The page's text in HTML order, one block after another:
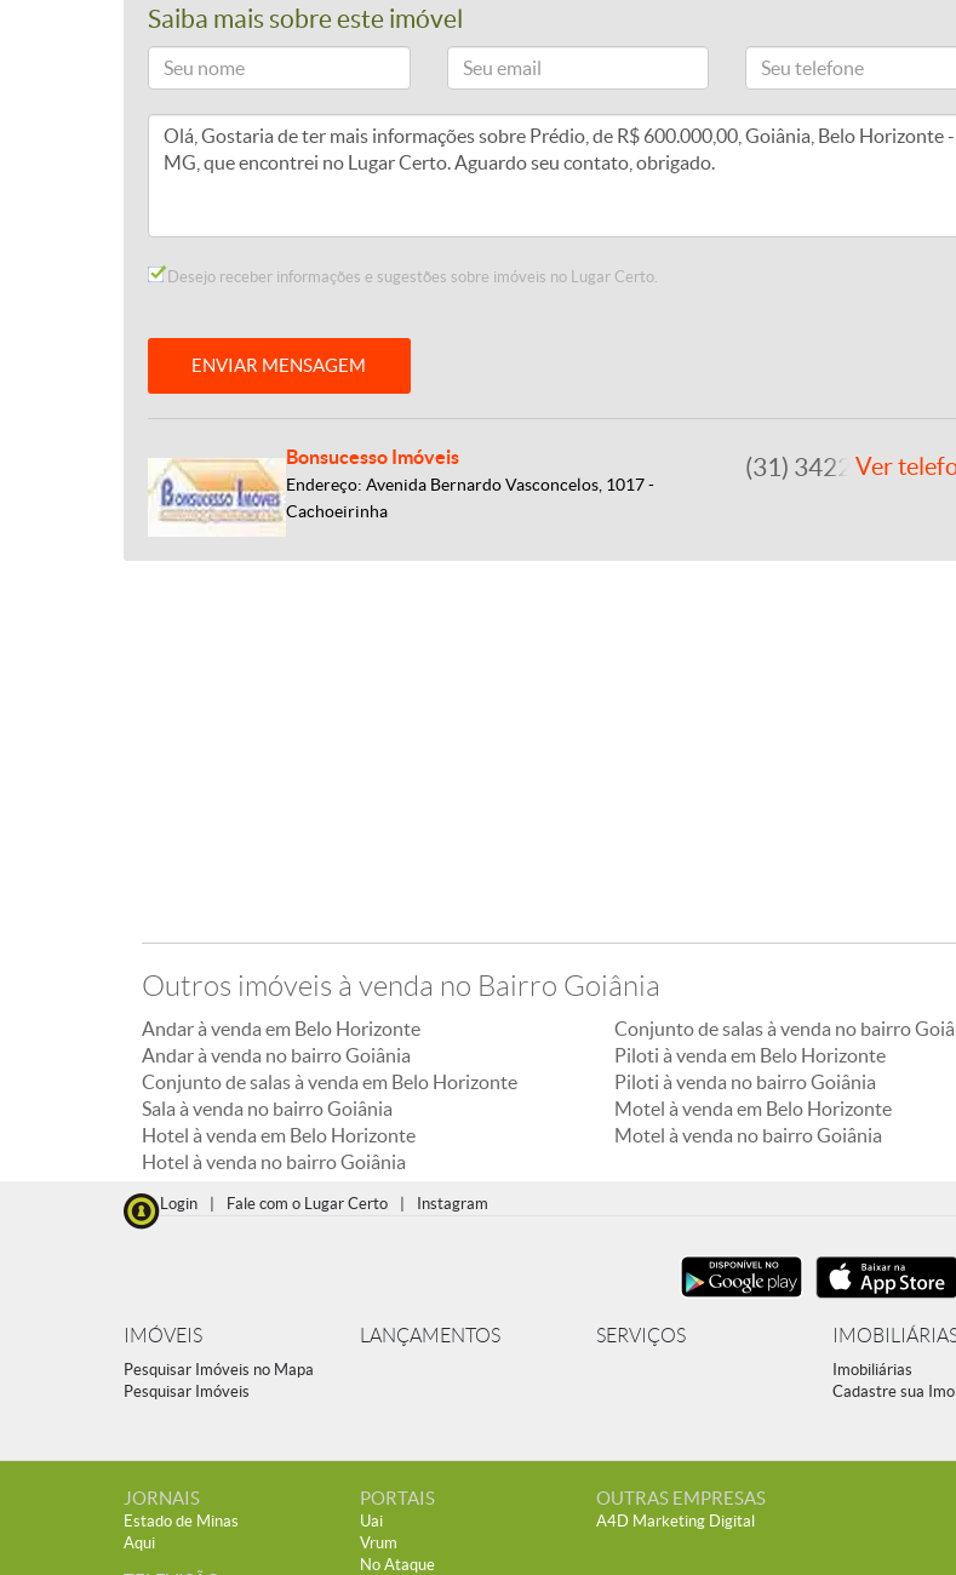
Saiba mais sobre este imóvel
Desejo receber informações e sugestões sobre imóveis no Lugar Certo.
ENVIAR MENSAGEM
Bonsucesso Imóveis
Endereço: Avenida Bernardo Vasconcelos, 1017 -
Cachoeirinha
(31) 3422-7979
Ver
Outros imóveis à venda no Bairro Goiânia
Andar à venda em Belo Horizonte
Andar à venda no bairro Goiânia
Conjunto de salas à venda em Belo Horizonte
Conjunto de salas à venda no bairro
Piloti à venda em Belo Horizonte
Piloti à venda no bairro Goiânia
Sala à venda no bairro Goiânia
Hotel à venda em Belo Horizonte
Hotel à venda no bairro Goiânia
Motel à venda em Belo Horizonte
Motel à venda no bairro Goiânia
Login Fale com o Lugar Certo Instagram
IMÓVEIS
Pesquisar Imóveis no Mapa
Pesquisar Imóveis
LANÇAMENTOS SERVIÇOS
Imobiliárias
Cadastre sua
JORNAIS
Estado de Minas
Aqui
PORTAIS
Uai
Vrum
No Ataque
OUTRAS EMPRESAS
A4D Marketing Digital